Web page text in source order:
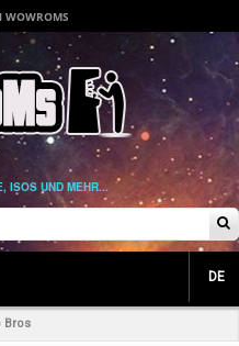
ISOS UND MEHR...
DE
Bros